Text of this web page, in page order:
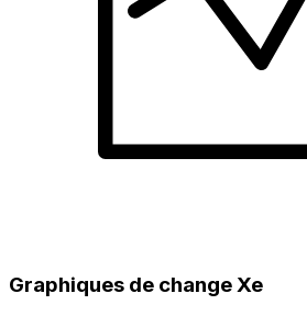
Graphiques de change Xe